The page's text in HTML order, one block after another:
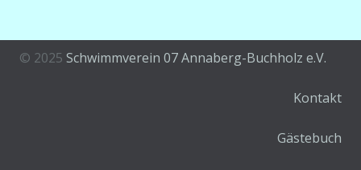
© 2025 Schwimmverein 07 Annaberg-Buchholz e.V.
Kontakt
Gästebuch